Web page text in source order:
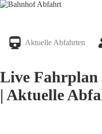
Aktuelle Abfahrten
Live Fahrplan
| Aktuelle